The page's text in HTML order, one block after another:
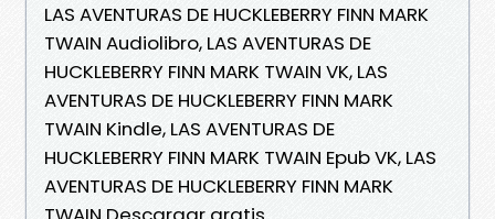
LAS AVENTURAS DE HUCKLEBERRY FINN MARK
TWAIN Audiolibro, LAS AVENTURAS DE
HUCKLEBERRY FINN MARK TWAIN VK, LAS
AVENTURAS DE HUCKLEBERRY FINN MARK
TWAIN Kindle, LAS AVENTURAS DE
HUCKLEBERRY FINN MARK TWAIN Epub VK, LAS
AVENTURAS DE HUCKLEBERRY FINN MARK